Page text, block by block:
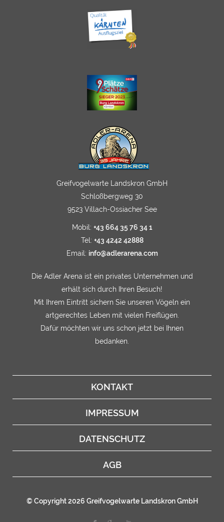
Greifvogelwarte Landskron GmbH
Schloßbergweg 30
9523 Villach-Ossiacher See
Mobil: +43 664 35 76 34 1
Tel: +43 4242 42888
Email: info@adlerarena.com
Die Adler Arena ist ein privates Unternehmen und
erhält sich durch Ihren Besuch!
Mit Ihrem Eintritt sichern Sie unseren Vögeln ein
artgerechtes Leben mit vielen Freiflügen.
Dafür möchten wir uns schon jetzt bei Ihnen
bedanken.
KONTAKT
IMPRESSUM
DATENSCHUTZ
AGB
© Copyright 2026 Greifvogelwarte Landskron GmbH